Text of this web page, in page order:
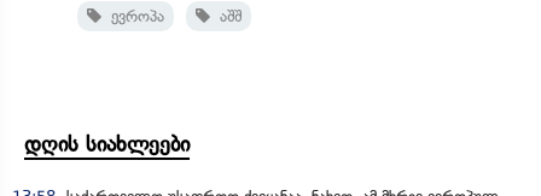
ევროპა
აშშ
დღის სიახლეები